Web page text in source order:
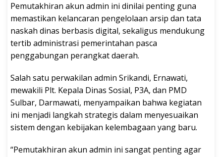
Pemutakhiran akun admin ini dinilai penting guna
memastikan kelancaran pengelolaan arsip dan tata
naskah dinas berbasis digital, sekaligus mendukung
tertib administrasi pemerintahan pasca
penggabungan perangkat daerah.
Salah satu perwakilan admin Srikandi, Ernawati,
mewakili Plt. Kepala Dinas Sosial, P3A, dan PMD
Sulbar, Darmawati, menyampaikan bahwa kegiatan
ini menjadi langkah strategis dalam menyesuaikan
sistem dengan kebijakan kelembagaan yang baru.
“Pemutakhiran akun admin ini sangat penting agar